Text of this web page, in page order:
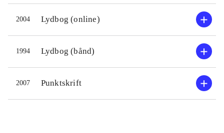
2004 Lydbog (online)
1994 Lydbog (bånd)
2007 Punktskrift